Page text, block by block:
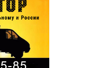
в горах
туры
странам СНГ